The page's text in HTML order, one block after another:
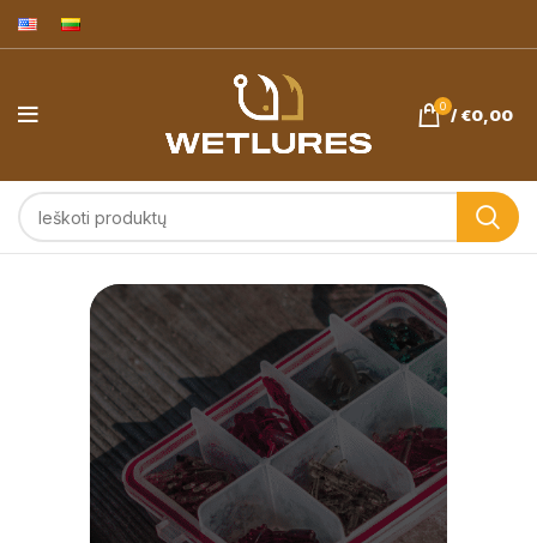
0 / €0,00
Avižadrebis ir
ešerių žvejyba.
Wetlures.eu
masalai -
pagaminta